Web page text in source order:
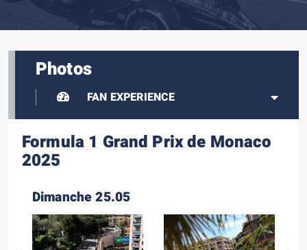
Photos
FAN EXPERIENCE
Formula 1 Grand Prix de Monaco
2025
Dimanche 25.05